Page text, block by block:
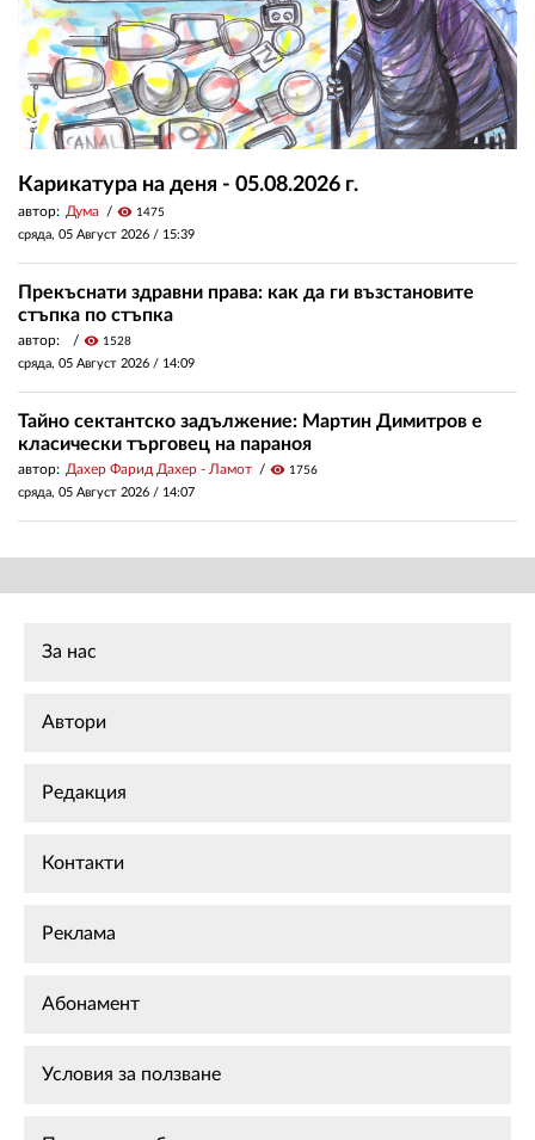
Карикатура на деня - 05.08.2026 г.
автор: Дума visibility 1475
сряда, 05 Август 2026 / 15:39
Прекъснати здравни права: как да ги възстановите
стъпка по стъпка
автор: visibility 1528
сряда, 05 Август 2026 / 14:09
Тайно сектантско задължение: Мартин Димитров е
класически търговец на параноя
автор: Дахер Фарид Дахер - Ламот visibility 1756
сряда, 05 Август 2026 / 14:07
За нас
Автори
Редакция
Контакти
Реклама
Абонамент
Условия за ползване